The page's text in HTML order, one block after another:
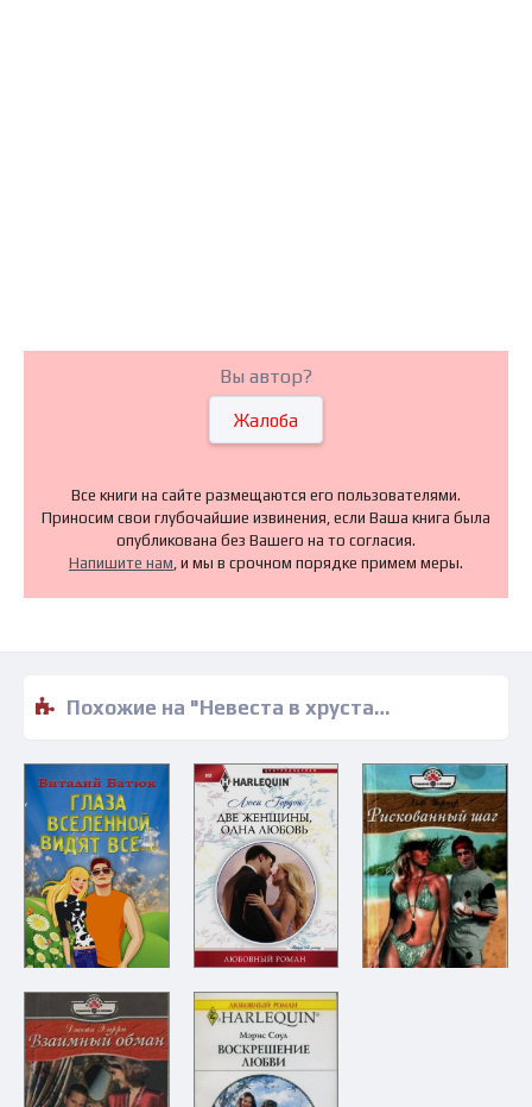
Вы автор?
Жалоба
Все книги на сайте размещаются его пользователями.
Приносим свои глубочайшие извинения, если Ваша книга была
опубликована без Вашего на то согласия.
Напишите нам, и мы в срочном порядке примем меры.
Похожие на "Невеста в хрустальном башмачке - Арлин Джеймс" книги читать бесплатно полные версии